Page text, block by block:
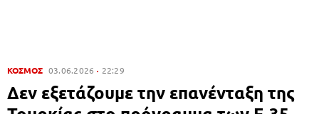
ΚΟΣΜΟΣ 03.06.2026 22:29
Δεν εξετάζουμε την επανένταξη της